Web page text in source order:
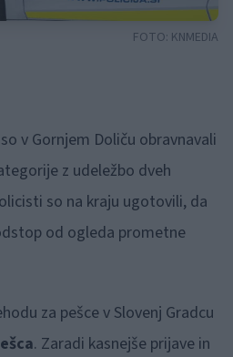
FOTO: KNMEDIA
v Gornjem Doliču obravnavali
z udeležbo dveh
so na kraju ugotovili, da
od ogleda prometne
za pešce v Slovenj Gradcu
. Zaradi kasnejše prijave in